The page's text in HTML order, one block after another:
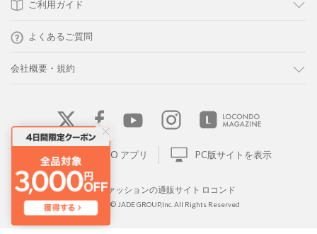
ご利用ガイド
よくあるご質問
会社概要・規約
LOCONDO アプリ PC版サイトを表示
靴とファッションの通販サイト ロコンド
Copyright © JADE GROUP,Inc. All Rights Reserved